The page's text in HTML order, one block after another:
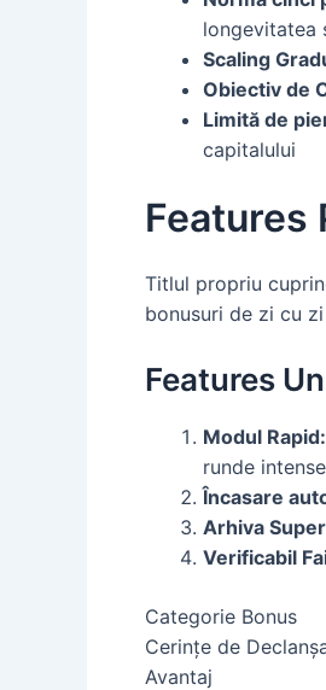
longevitatea
Scaling
Obiectiv de
Limită de
capitalului
Features
Titlul propriu
bonusuri de zi cu
Features
Modul Rapid:
runde
Încasare
Arhiva
Verificabil
Categorie Bonus
Cerințe de
Avantaj